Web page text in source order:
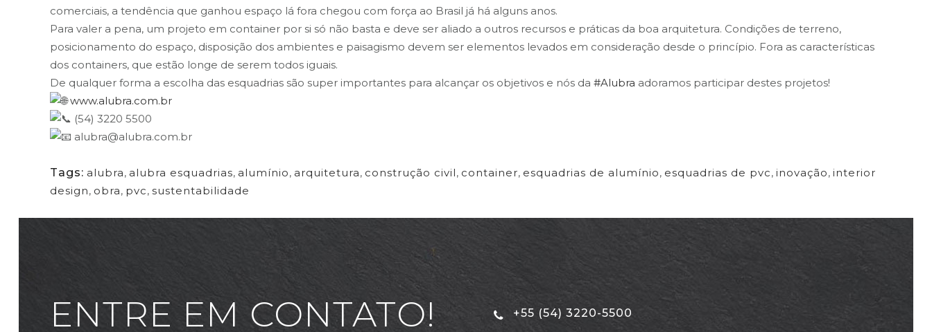
comerciais, a tendência que ganhou espaço lá fora chegou com força ao Brasil já há alguns anos.
Para valer a pena, um projeto em container por si só não basta e deve ser aliado a outros recursos e práticas da boa arquitetura. Condições de terreno,
posicionamento do espaço, disposição dos ambientes e paisagismo devem ser elementos levados em consideração desde o princípio. Fora as características
dos containers, que estão longe de serem todos iguais.
De qualquer forma a escolha das esquadrias são super importantes para alcançar os objetivos e nós da #Alubra adoramos participar destes projetos!
www.alubra.com.br
(54) 3220 5500
alubra@alubra.com.br
Tags: alubra, alubra esquadrias, alumínio, arquitetura, construção civil, container, esquadrias de alumínio, esquadrias de pvc, inovação, interior
design, obra, pvc, sustentabilidade
ENTRE EM CONTATO! +55 (54) 3220-5500